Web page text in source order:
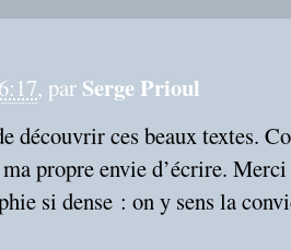
, par Serge Prioul
découvrir ces beaux textes.
propre envie d’écrire.
si dense : on y sens la